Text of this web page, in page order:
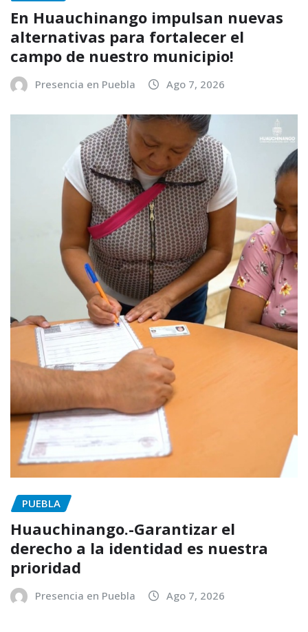
En Huauchinango impulsan nuevas
alternativas para fortalecer el
campo de nuestro municipio!
Presencia en Puebla Ago 7, 2026
PUEBLA
Huauchinango.-Garantizar el
derecho a la identidad es nuestra
prioridad
Presencia en Puebla Ago 7, 2026